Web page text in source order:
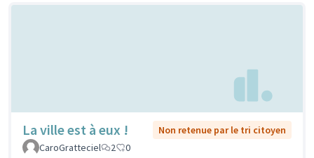
La ville est à eux !
Non retenue par le tri citoyen
CaroGratteciel
2 0